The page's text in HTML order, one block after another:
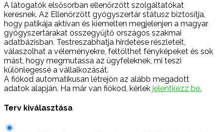
A látogatók elsősorban ellenőrzött szolgáltatókat
keresnek. Az Ellenőrzött gyógyszertár státusz biztosítja,
hogy patikája aktívan és kiemelten megjelenjen a magyar
gyógyszertárakat összegyűjtő országos szakmai
adatbázisban. Testreszabhatja hirdetése részleteit,
válaszolhat a véleményekre, feltölthet fényképeket és sok
mást, hogy megmutassa az ügyfeleknek, mi teszi
különlegessé a vállalkozását.
A fiókod automatikusan létrejön az alább megadott
adatok alapján. Ha már van fiókod, kérlek jelentkezz be.
Terv kiválasztása